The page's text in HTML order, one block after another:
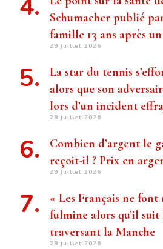
Schumacher publié
famille 13 ans après
29 juillet 2026
La star du tennis
alors que son
lors d’un incident
29 juillet 2026
Combien d’argent le
reçoit-il ? Prix ​​en
29 juillet 2026
« Les Français ne
fulmine alors qu’il
traversant la Manche
29 juillet 2026